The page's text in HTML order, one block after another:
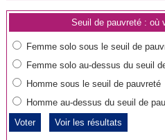
Seuil de pauvreté : où
Femme solo sous le seuil de
Femme solo au-dessus du seuil
Homme sous le seuil de pauvreté
Homme au-dessus du seuil de
Voir les résultats